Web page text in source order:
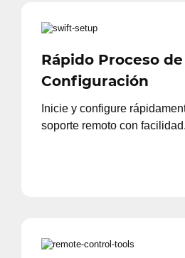
Rápido Proceso de
Configuración
Inicie y configure
soporte remoto con facilidad.